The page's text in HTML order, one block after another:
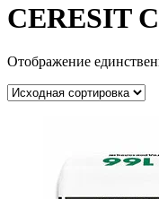
CERESIT
Отображение